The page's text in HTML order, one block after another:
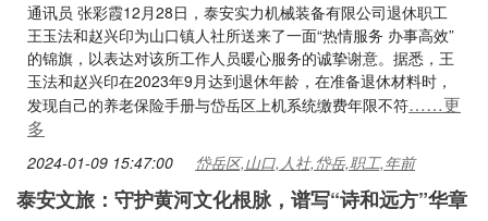
通讯员 张彩霞12月28日，泰安实力机械装备有限公司退休职工
王玉法和赵兴印为山口镇人社所送来了一面“热情服务 办事高效”
的锦旗，以表达对该所工作人员暖心服务的诚挚谢意。据悉，王
玉法和赵兴印在2023年9月达到退休年龄，在准备退休材料时，
发现自己的养老保险手册与岱岳区上机系统缴费年限不符……更
多
2024-01-09 15:47:00 岱岳区,山口,人社,岱岳,职工,年前
泰安文旅：守护黄河文化根脉，谱写“诗和远方”华章